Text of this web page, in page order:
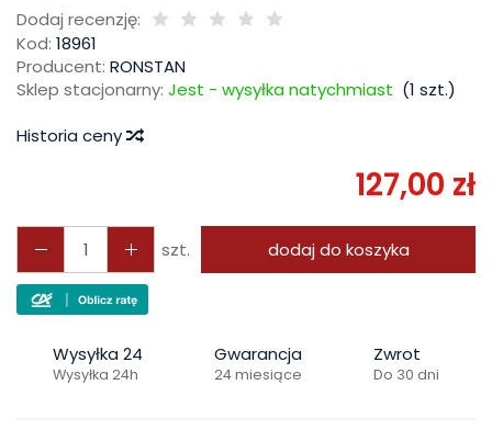
Dodaj recenzję:
Kod: 18961
Producent: RONSTAN
Sklep stacjonarny: Jest - wysyłka natychmiast (1 szt.)
Historia ceny
127,00 zł
szt. dodaj do koszyka
Wysyłka 24
Wysyłka 24h
Gwarancja
24 miesiące
Zwrot
Do 30 dni